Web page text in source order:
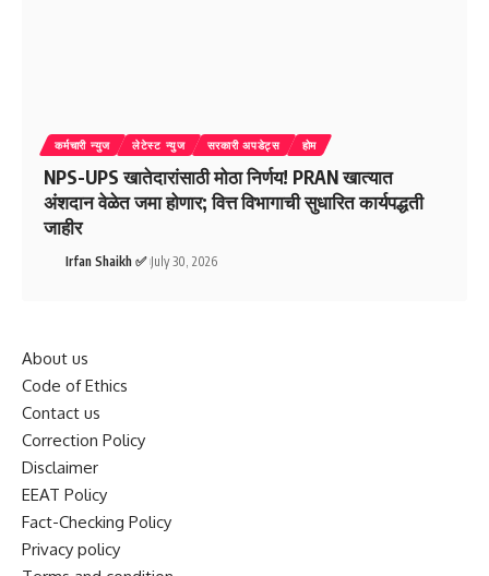
कर्मचारी न्युज लेटेस्ट न्युज सरकारी अपडेट्स होम
NPS-UPS खातेदारांसाठी मोठा निर्णय! PRAN खात्यात
अंशदान वेळेत जमा होणार; वित्त विभागाची सुधारित कार्यपद्धती
जाहीर
Irfan Shaikh ✅ July 30, 2026
About us
Code of Ethics
Contact us
Correction Policy
Disclaimer
EEAT Policy
Fact-Checking Policy
Privacy policy